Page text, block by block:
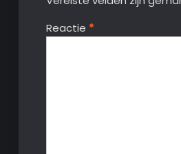
Reactie *